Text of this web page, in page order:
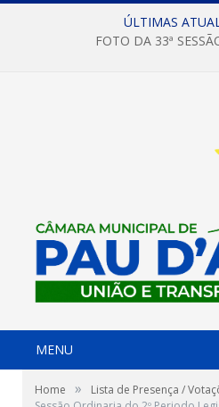
ÚLTIMAS
FOTO DA 33ª
MENU
Home » Lista de Presença /